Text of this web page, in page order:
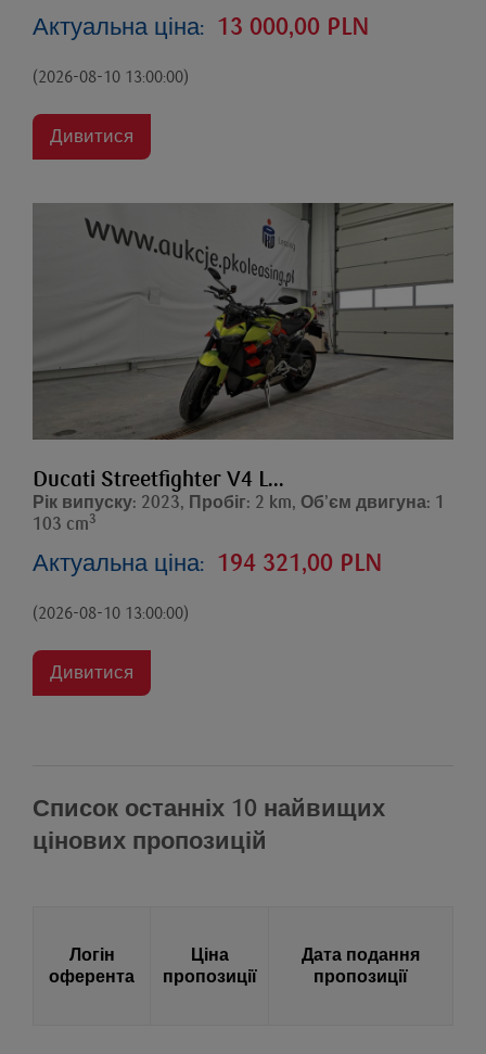
Актуальна ціна: 13 000,00 PLN
(2026-08-10 13:00:00)
Дивитися
Ducati Streetfighter V4 L...
Рік випуску: 2023, Пробіг: 2 km, Об’єм двигуна: 1
103 cm3
Актуальна ціна: 194 321,00 PLN
(2026-08-10 13:00:00)
Дивитися
Список останніх 10 найвищих
цінових пропозицій
Логін
оферента
Ціна
пропозиції
Дата подання
пропозиції